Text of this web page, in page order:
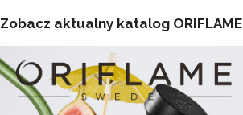
Zobacz aktualny katalog ORIFLAME